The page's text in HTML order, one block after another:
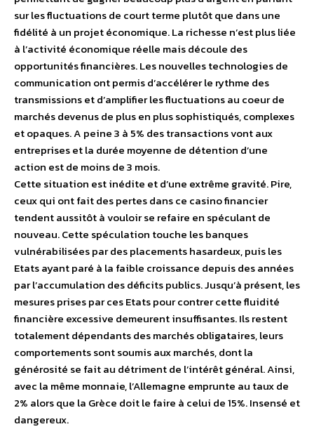
sur les fluctuations de court terme plutôt que dans une
fidélité à un projet économique. La richesse n’est plus liée
à l’activité économique réelle mais découle des
opportunités financières. Les nouvelles technologies de
communication ont permis d’accélérer le rythme des
transmissions et d’amplifier les fluctuations au coeur de
marchés devenus de plus en plus sophistiqués, complexes
et opaques. A peine 3 à 5% des transactions vont aux
entreprises et la durée moyenne de détention d’une
action est de moins de 3 mois.
Cette situation est inédite et d’une extrême gravité. Pire,
ceux qui ont fait des pertes dans ce casino financier
tendent aussitôt à vouloir se refaire en spéculant de
nouveau. Cette spéculation touche les banques
vulnérabilisées par des placements hasardeux, puis les
Etats ayant paré à la faible croissance depuis des années
par l’accumulation des déficits publics. Jusqu’à présent, les
mesures prises par ces Etats pour contrer cette fluidité
financière excessive demeurent insuffisantes. Ils restent
totalement dépendants des marchés obligataires, leurs
comportements sont soumis aux marchés, dont la
générosité se fait au détriment de l’intérêt général. Ainsi,
avec la même monnaie, l’Allemagne emprunte au taux de
2% alors que la Grèce doit le faire à celui de 15%. Insensé et
dangereux.